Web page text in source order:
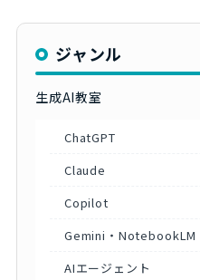
ジャンル
生成AI教室
ChatGPT
Claude
Copilot
Gemini・NotebookLM
AIエージェント